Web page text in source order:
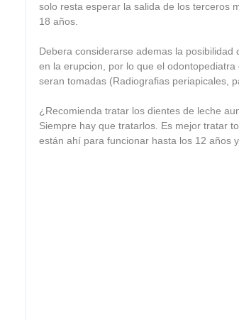
solo resta esperar la salida de los terceros
18 años.
Debera considerarse ademas la
en la erupcion, por lo que el
seran tomadas (Radiografias periapicales,
¿Recomienda tratar los dientes de leche
Siempre hay que tratarlos. Es mejor tratar
están ahí para funcionar hasta los 12 años